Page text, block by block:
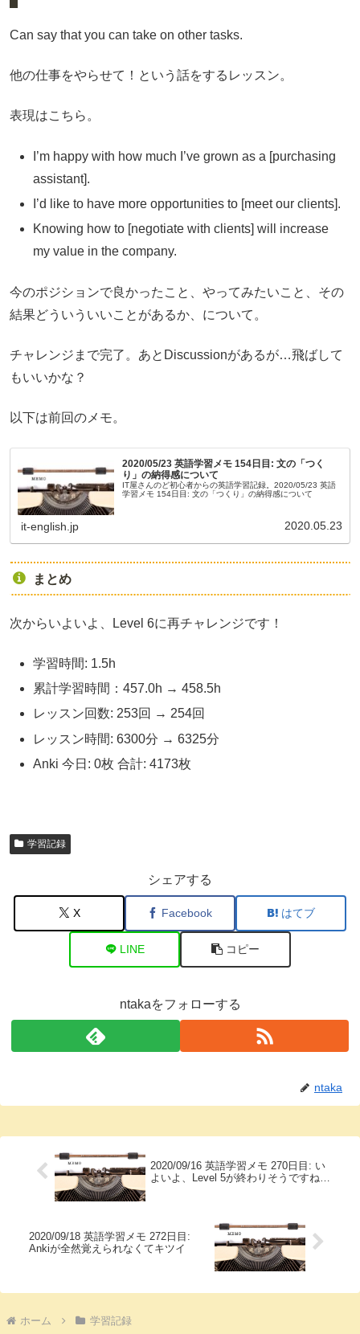
Can say that you can take on other tasks.
他の仕事をやらせて！という話をするレッスン。
表現はこちら。
I’m happy with how much I’ve grown as a [purchasing
assistant].
I’d like to have more opportunities to [meet our clients].
Knowing how to [negotiate with clients] will increase
my value in the company.
今のポジションで良かったこと、やってみたいこと、その
結果どういういいことがあるか、について。
チャレンジまで完了。あとDiscussionがあるが…飛ばして
もいいかな？
以下は前回のメモ。
2020/05/23 英語学習メモ 154日目: 文の「つく
り」の納得感について
IT屋さんのど初心者からの英語学習記録。2020/05/23 英語
学習メモ 154日目: 文の「つくり」の納得感について
it-english.jp 2020.05.23
まとめ
次からいよいよ、Level 6に再チャレンジです！
学習時間: 1.5h
累計学習時間：457.0h → 458.5h
レッスン回数: 253回 → 254回
レッスン時間: 6300分 → 6325分
Anki 今日: 0枚 合計: 4173枚
学習記録
シェアする
X Facebook はてブ
LINE コピー
ntakaをフォローする
ntaka
2020/09/16 英語学習メモ 270日目: い
よいよ、Level 5が終わりそうですね…
2020/09/18 英語学習メモ 272日目:
Ankiが全然覚えられなくてキツイ
ホーム 学習記録